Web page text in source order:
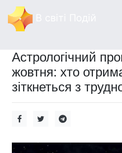
Астрологічний
жовтня: хто
зіткнеться з